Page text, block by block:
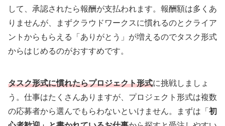
して、承認されたら報酬が支払われます。報酬額は多くあ
りませんが、まずクラウドワークスに慣れるのとクライア
ントからもらえる「ありがとう」が増えるのでタスク形式
からはじめるのがおすすめです。
タスク形式に慣れたらプロジェクト形式に挑戦しましょ
う。仕事はたくさんありますが、プロジェクト形式は複数
の応募者から選んでもらわないといけません。まずは「 初